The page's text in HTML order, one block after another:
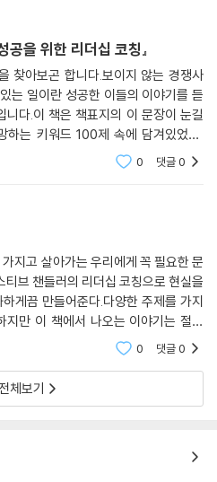
사람에서 현실을 직시하고 행동하
역할을 했다.”
전 경영이사)-
는 네온 같은 불빛으로 당신을 밝혀줄
처럼 믿음직스럽고 안심시켜주는 것
을 위한 리더십 코칭』
찾아보곤 합니다.보이지 않는 경쟁사
는 일이란 성공한 이들의 이야기를 듣
다.이 책은 책표지의 이 문장이 눈길
하는 키워드 100제 속에 담겨있었던,
자 조금씩 꿈틀거리기 시작하였습니
0 댓글0
지고 살아가는 우리에게 꼭 필요한 문
브 챈들러의 리더십 코칭으로 현실을
게끔 만들어준다.다양한 주제를 가지
지만 이 책에서 나오는 이야기는 절대
하게끔 적용할 수 있는 이야기들이다.
0 댓글0
체보기